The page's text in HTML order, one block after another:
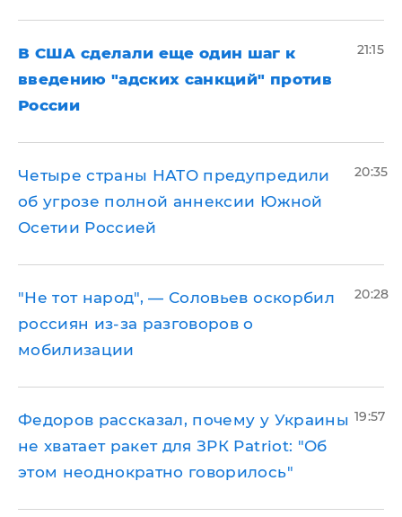
В США сделали еще один шаг к
введению "адских санкций" против
России
21:15
Четыре страны НАТО предупредили
об угрозе полной аннексии Южной
Осетии Россией
20:35
​"Не тот народ", — Соловьев оскорбил
россиян из-за разговоров о
мобилизации
20:28
Федоров рассказал, почему у Украины
не хватает ракет для ЗРК Patriot: "Об
этом неоднократно говорилось"
19:57